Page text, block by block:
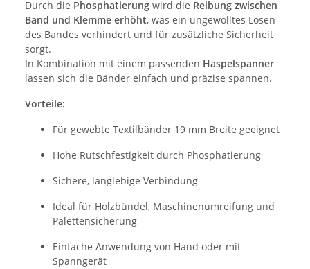
Durch die Phosphatierung wird die Reibung zwischen
Band und Klemme erhöht, was ein ungewolltes Lösen
des Bandes verhindert und für zusätzliche Sicherheit
sorgt.
In Kombination mit einem passenden Haspelspanner
lassen sich die Bänder einfach und präzise spannen.
Vorteile:
Für gewebte Textilbänder 19 mm Breite geeignet
Hohe Rutschfestigkeit durch Phosphatierung
Sichere, langlebige Verbindung
Ideal für Holzbündel, Maschinenumreifung und
Palettensicherung
Einfache Anwendung von Hand oder mit
Spanngerät